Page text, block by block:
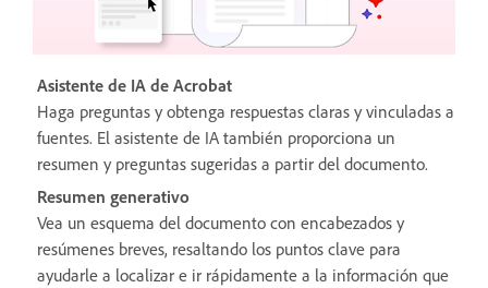
Asistente de IA de Acrobat
Haga preguntas y obtenga respuestas claras y vinculadas a
fuentes. El asistente de IA también proporciona un
resumen y preguntas sugeridas a partir del documento.
Resumen generativo
Vea un esquema del documento con encabezados y
resúmenes breves, resaltando los puntos clave para
ayudarle a localizar e ir rápidamente a la información que